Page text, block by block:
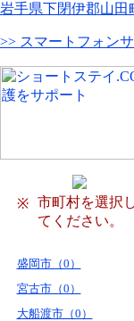
岩手県下閉伊郡山田
>> スマートフォン
※
市町村を選択
てください。
盛岡市（0）
宮古市（0）
大船渡市（0）